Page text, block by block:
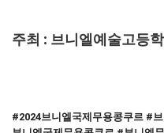
주최 : 브니엘예술고등
#2024브니엘국제무용콩쿠르 #